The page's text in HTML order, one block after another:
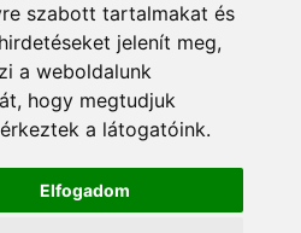
szabott tartalmakat és
jelenít meg,
a weboldalunk
hogy megtudjuk
a látogatóink.
Elfogadom